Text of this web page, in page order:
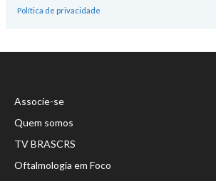
Política de privacidade
Associe-se
Quem somos
TV BRASCRS
Oftalmologia em Foco